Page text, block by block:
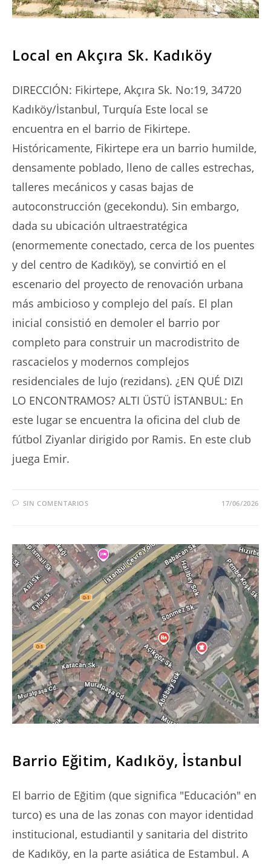
Local en Akçıra Sk. Kadıköy
DIRECCIÓN: Fikirtepe, Akçıra Sk. No:19, 34720
Kadıköy/İstanbul, Turquía Este local se
encuentra en el barrio de Fikirtepe.
Históricamente, Fikirtepe era un barrio humilde,
densamente poblado, lleno de calles estrechas,
talleres mecánicos y casas bajas de
autoconstrucción (gecekondu). Sin embargo,
dada su ubicación ultraestratégica
(enormemente conectado, cerca de los puentes
y del centro de Kadıköy), se convirtió en el
escenario del proyecto de renovación urbana
más ambicioso y complejo del país. El plan
inicial consistió en demoler el barrio por
completo para construir un macrodistrito de
rascacielos y modernos complejos
residenciales de lujo (rezidans). ¿EN QUÉ DIZI
LO ENCONTRAMOS? ALTI ÜSTÜ İSTANBUL: En
este lugar se encuentra la oficina del club de
fútbol Ziyanlar dirigido por Ramis. En este club
juega Emir.
SIN COMENTARIOS 17/06/2026
Barrio Eğitim, Kadıköy, İstanbul
El barrio de Eğitim (que significa "Educación" en
turco) es una de las zonas con mayor identidad
institucional, estudiantil y sanitaria del distrito
de Kadıköy, en la parte asiática de Estambul. A